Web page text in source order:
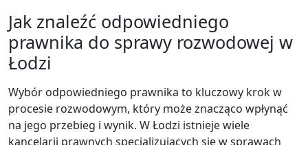
Jak znaleźć odpowiedniego
prawnika do sprawy rozwodowej w
Łodzi
Wybór odpowiedniego prawnika to kluczowy krok w
procesie rozwodowym, który może znacząco wpłynąć
na jego przebieg i wynik. W Łodzi istnieje wiele
kancelarii prawnych specjalizujących się w sprawach